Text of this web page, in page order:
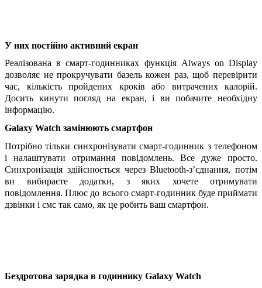
У них постійно активний екран
Реалізована в смарт-годинниках функція Always on Display
дозволяє не прокручувати базель кожен раз, щоб перевірити
час, кількість пройдених кроків або витрачених калорій.
Досить кинути погляд на екран, і ви побачите необхідну
інформацію.
Galaxy Watch замінюють смартфон
Потрібно тільки синхронізувати смарт-годинник з телефоном
і налаштувати отримання повідомлень. Все дуже просто.
Синхронізація здійснюється через Bluetooth-з’єднання, потім
ви вибираєте додатки, з яких хочете отримувати
повідомлення. Плюс до всього смарт-годинник буде приймати
дзвінки і смс так само, як це робить ваш смартфон.
Бездротова зарядка в годиннику Galaxy Watch